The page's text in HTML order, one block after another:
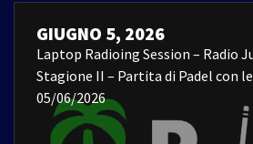
GIUGNO 5, 2026
Laptop Radioing Session – Radio
Stagione II – Partita di Padel con
05/06/2026